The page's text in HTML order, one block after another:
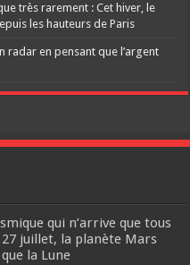
très rarement : Cet hiver, le
les hauteurs de Paris
radar en pensant que l’argent
qui n’arrive que tous
27 juillet, la planète Mars
la Lune